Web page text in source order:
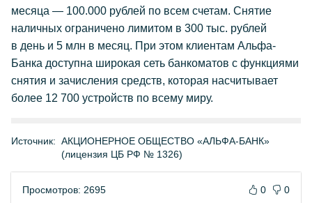
месяца — 100.000 рублей по всем счетам. Снятие
наличных ограничено лимитом в 300 тыс. рублей
в день и 5 млн в месяц. При этом клиентам Альфа-
Банка доступна широкая сеть банкоматов с функциями
снятия и зачисления средств, которая насчитывает
более 12 700 устройств по всему миру.
Источник: АКЦИОНЕРНОЕ ОБЩЕСТВО «АЛЬФА-БАНК»
(лицензия ЦБ РФ № 1326)
Просмотров: 2695 0 0